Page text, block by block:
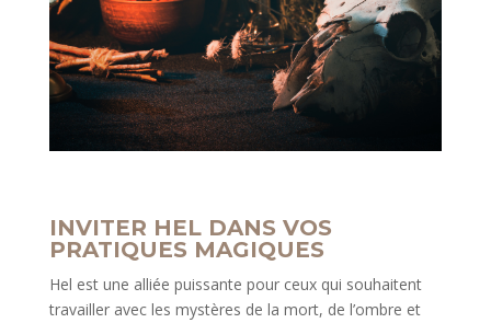
INVITER HEL DANS VOS
PRATIQUES MAGIQUES
Hel est une alliée puissante pour ceux qui souhaitent
travailler avec les mystères de la mort, de l’ombre et